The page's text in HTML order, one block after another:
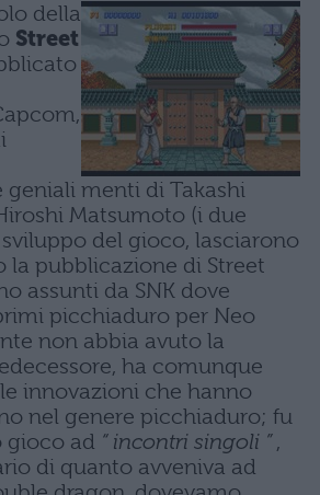
della
Street
menti di Takashi
Matsumoto (i due
del gioco, lasciarono
la pubblicazione di Street
assunti da SNK dove
picchiaduro per Neo
non abbia avuto la
ha comunque
innovazioni che hanno
nel genere picchiaduro; fu
ad “ incontri singoli ”,
di quanto avveniva ad